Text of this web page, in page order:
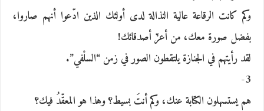
وكم كانت الرقاعة عالية النذالة لدى أولئك الذين ادّعوا أنهم صاروا،
بفضل صورة معك، من أعزّ أصدقائك!
لقد رأيتهم في الجنازة يلتقطون الصور في زمن “السلْفي”.
3-
هم يستسهلون الكتابة عنك، وكم أنتَ بسيط؟ وهذا هو المعقّدُ فيك؟